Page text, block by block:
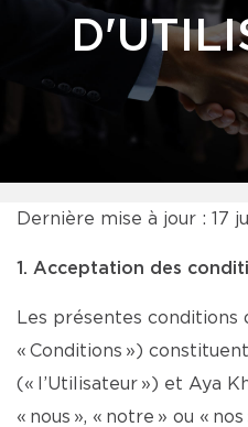
Dernière mise à jour : 17
1. Acceptation des
Les présentes conditions
« Conditions »)
(« l’Utilisateur ») et Aya
« nous », « notre » ou «